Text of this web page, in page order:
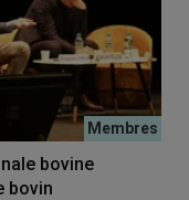
bovine
bovin